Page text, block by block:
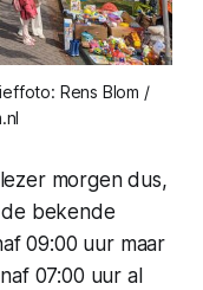
Rens Blom /
morgen dus,
bekende
09:00 uur maar
07:00 uur al